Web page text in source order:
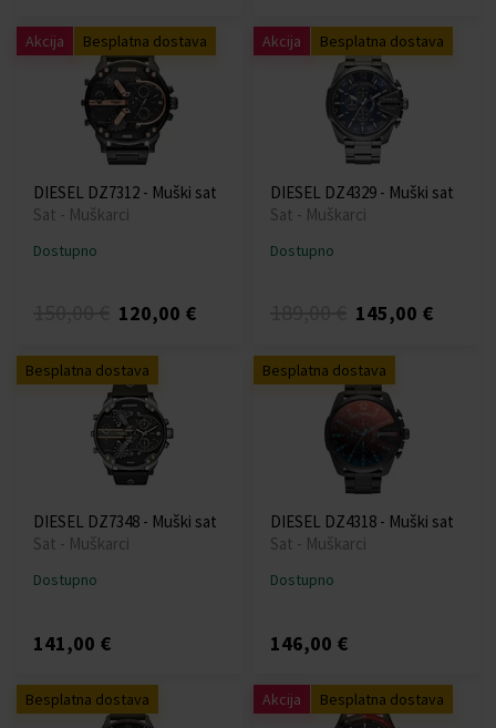
Akcija Besplatna dostava
DIESEL DZ7312 - Muški sat
Sat - Muškarci
Dostupno
120,00 €
Akcija Besplatna dostava
DIESEL DZ4329 - Muški sat
Sat - Muškarci
Dostupno
145,00 €
Besplatna dostava
DIESEL DZ7348 - Muški sat
Sat - Muškarci
Dostupno
141,00 €
Besplatna dostava
DIESEL DZ4318 - Muški sat
Sat - Muškarci
Dostupno
146,00 €
Besplatna dostava Akcija Besplatna dostava